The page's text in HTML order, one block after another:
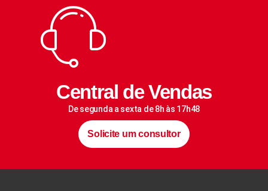
Central de Vendas
De segunda a sexta de 8h às 17h48
Solicite um consultor